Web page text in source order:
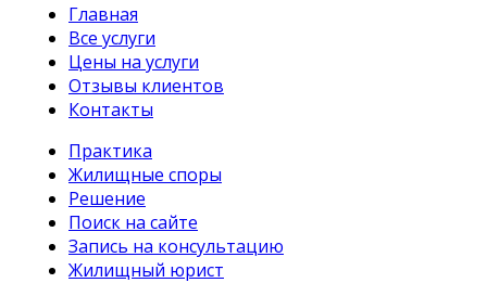
Главная
Все услуги
Цены на услуги
Отзывы клиентов
Контакты
Практика
Жилищные споры
Решение
Поиск на сайте
Запись на консультацию
Жилищный юрист